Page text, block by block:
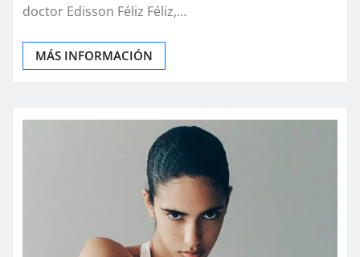
doctor Edisson Féliz Féliz,…
MÁS INFORMACIÓN